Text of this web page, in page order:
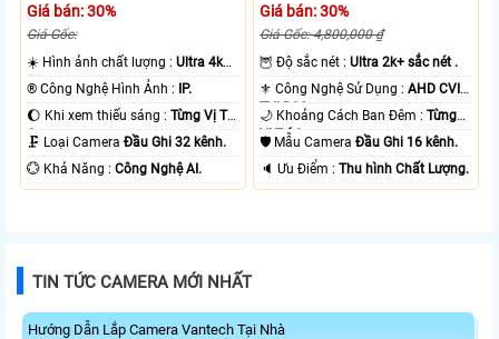
Giá bán: 30%
Giá Gốc:
☀️ Hình ảnh chất lượng :Ultra 4k
👍🏾 .
®️ Công Nghệ Hình Ảnh : IP.
🌔 Khi xem thiếu sáng :Từng Vị Trí
Camera .
🗜️ Loại CameraĐầu Ghi 32 kênh.
️💮 Khả Năng :Công Nghệ AI.
Giá bán: 30%
Giá Gốc: 4,800,000 ₫
🦉 Độ sắc nét :Ultra 2k+ sắc nét .
⚜️ Công Nghệ Sử Dụng :AHD CVI
TVI BCS.
🌙 Khoảng Cách Ban Đêm :Từng
Vị Trí Camera .
🛡 Mẫu CameraĐầu Ghi 16 kênh.
️🔈 Ưu Điểm :Thu hình Chất Lượng.
TIN TỨC CAMERA MỚI NHẤT
Hướng Dẫn Lắp Camera Vantech Tại Nhà